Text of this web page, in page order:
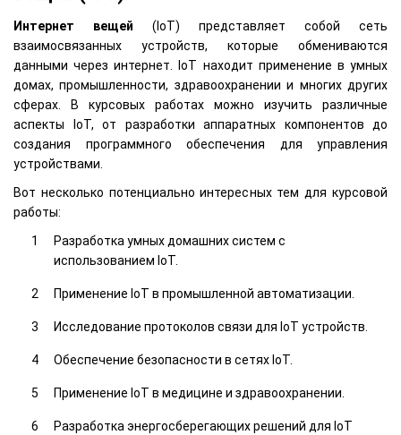
Интернет вещей (IoT) представляет собой сеть
взаимосвязанных устройств, которые обмениваются
данными через интернет. IoT находит применение в умных
домах, промышленности, здравоохранении и многих других
сферах. В курсовых работах можно изучить различные
аспекты IoT, от разработки аппаратных компонентов до
создания программного обеспечения для управления
устройствами.
Вот несколько потенциально интересных тем для курсовой
работы:
Разработка умных домашних систем с
использованием IoT.
Применение IoT в промышленной автоматизации.
Исследование протоколов связи для IoT устройств.
Обеспечение безопасности в сетях IoT.
Применение IoT в медицине и здравоохранении.
Разработка энергосберегающих решений для IoT